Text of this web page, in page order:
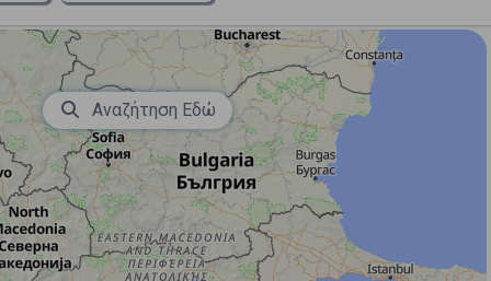
Αναζήτηση Εδώ